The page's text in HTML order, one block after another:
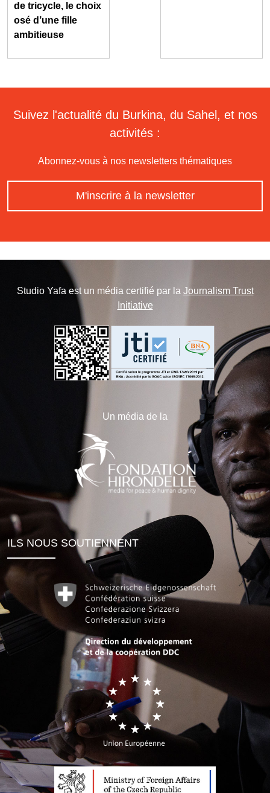
de tricycle, le choix
osé d’une fille
ambitieuse
Suivez l'actualité du Burkina, du Sahel, et nos
activités :
Abonnez-vous à nos newsletters thématiques
M'inscrire à la newsletter
Studio Yafa est un média certifié par la Journalism Trust
Initiative
Un média de la
ILS NOUS SOUTIENNENT